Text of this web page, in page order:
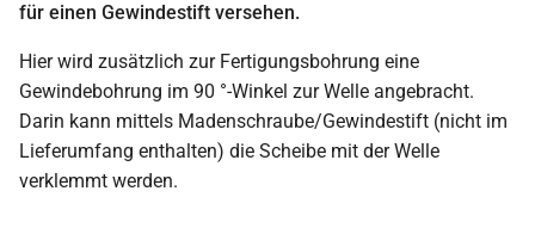
für einen Gewindestift versehen.
Hier wird zusätzlich zur Fertigungsbohrung eine
Gewindebohrung im 90 °-Winkel zur Welle angebracht.
Darin kann mittels Madenschraube/Gewindestift (nicht im
Lieferumfang enthalten) die Scheibe mit der Welle
verklemmt werden.